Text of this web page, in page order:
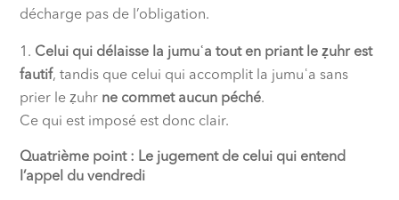
décharge pas de l’obligation.
Celui qui délaisse la jumuʿa tout en priant le ẓuhr est
fautif, tandis que celui qui accomplit la jumuʿa sans
prier le ẓuhr ne commet aucun péché.
Ce qui est imposé est donc clair.
Quatrième point : Le jugement de celui qui entend
l’appel du vendredi